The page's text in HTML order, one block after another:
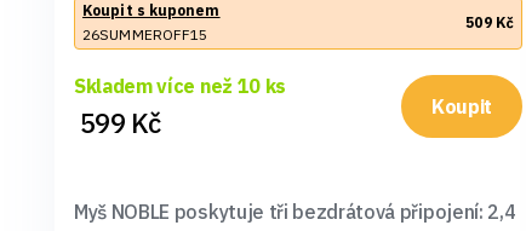
Koupit s kuponem
26SUMMEROFF15
509 Kč
Skladem více než 10 ks
599 Kč Koupit
Myš NOBLE poskytuje tři bezdrátová připojení: 2,4